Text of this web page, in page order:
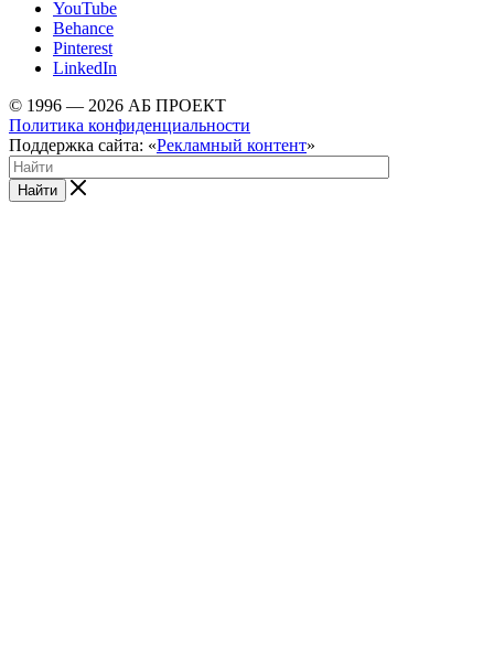
YouTube
Behance
Pinterest
LinkedIn
© 1996 — 2026 АБ ПРОЕКТ
Политика конфиденциальности
Поддержка сайта: «Рекламный контент»
Найти